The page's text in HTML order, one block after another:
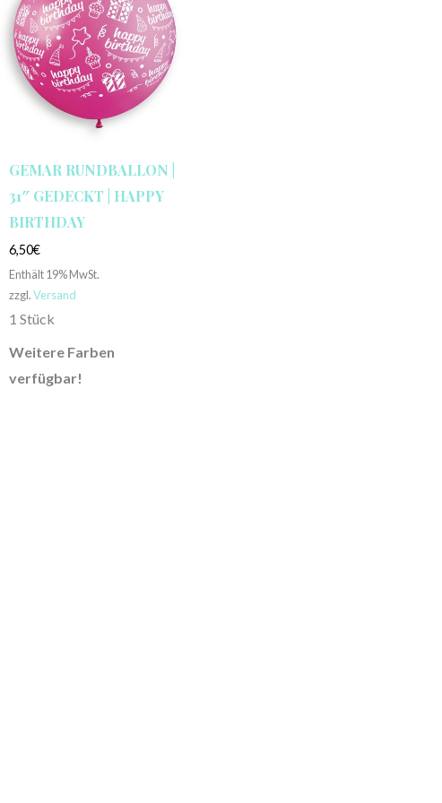
GEMAR RUNDBALLON |
31″ GEDECKT | HAPPY
BIRTHDAY
6,50€
Enthält 19% MwSt.
zzgl.Versand
1 Stück
Weitere Farben
verfügbar!